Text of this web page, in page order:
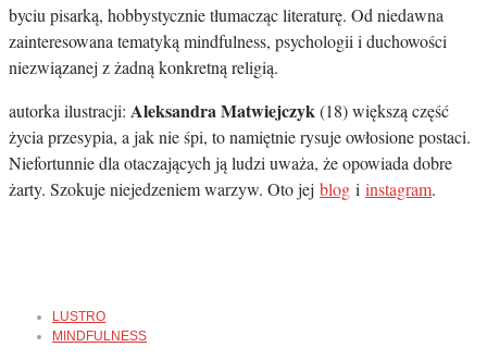
byciu pisarką, hobbystycznie tłumacząc literaturę. Od niedawna
zainteresowana tematyką mindfulness, psychologii i duchowości
niezwiązanej z żadną konkretną religią.
autorka ilustracji: Aleksandra Matwiejczyk(18) większą część
życia przesypia, a jak nie śpi, to namiętnie rysuje owłosione postaci.
Niefortunnie dla otaczających ją ludzi uważa, że opowiada dobre
żarty. Szokuje niejedzeniem warzyw. Oto jej blog i instagram.
LUSTRO
MINDFULNESS